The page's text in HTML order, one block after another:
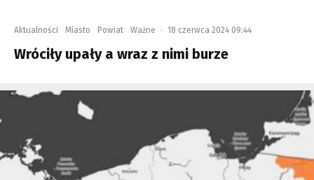
Aktualności Miasto Powiat Ważne · 18 czerwca 2024 09:44
Wróciły upały a wraz z nimi burze